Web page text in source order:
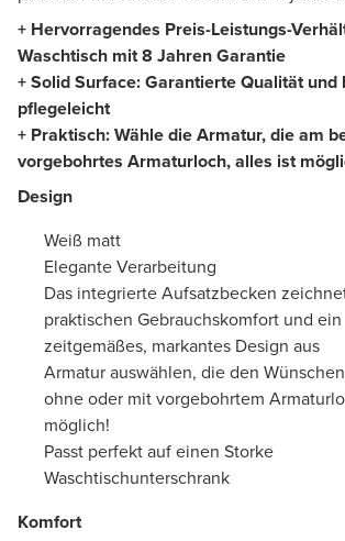
+ Hervorragendes Preis-Leistungs-
Waschtisch mit 8 Jahren Garantie
+ Solid Surface: Garantierte Qualität und
pflegeleicht
+ Praktisch: Wähle die Armatur, die am
vorgebohrtes Armaturloch, alles ist
Design
Weiß matt
Elegante Verarbeitung
Das integrierte Aufsatzbecken
praktischen Gebrauchskomfort und ein
zeitgemäßes, markantes Design aus
Armatur auswählen, die den
ohne oder mit vorgebohrtem
möglich!
Passt perfekt auf einen Storke
Waschtischunterschrank
Komfort